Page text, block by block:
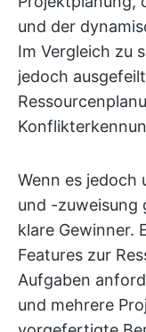
und der
Im Vergleich zu
jedoch
Wenn es jedoch
und -zuweisung
klare Gewinner.
Features zur
Aufgaben
und mehrere